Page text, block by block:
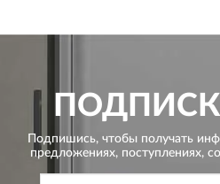
Подпишись, чтобы получать
предложениях, поступлениях,